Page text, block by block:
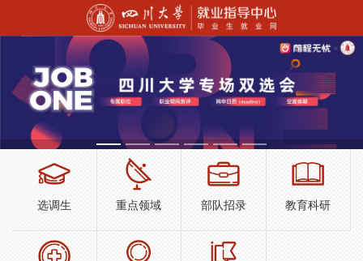
选调生 重点领域 部队招录 教育科研